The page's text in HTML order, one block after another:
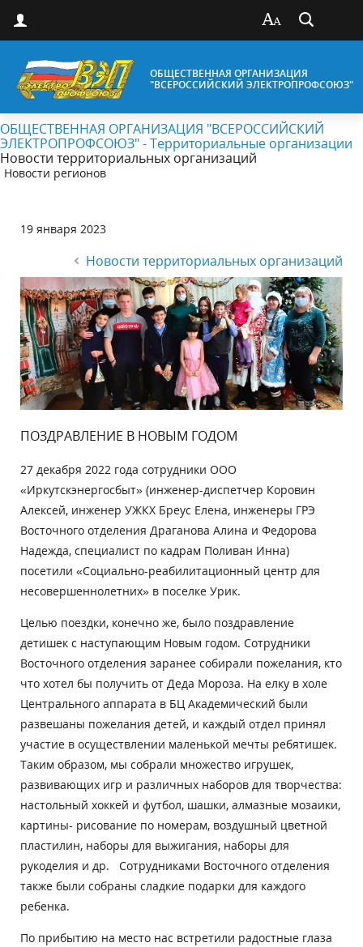
ОБЩЕСТВЕННАЯ ОРГАНИЗАЦИЯ
"ВСЕРОССИЙСКИЙ ЭЛЕКТРОПРОФСОЮЗ"
ОБЩЕСТВЕННАЯ ОРГАНИЗАЦИЯ "ВСЕРОССИЙСКИЙ
ЭЛЕКТРОПРОФСОЮЗ" - Территориальные организации
Новости территориальных организаций
Новости регионов
19 января 2023
Новости территориальных организаций
ПОЗДРАВЛЕНИЕ В НОВЫМ ГОДОМ
27 декабря 2022 года сотрудники ООО
«Иркутскэнергосбыт» (инженер-диспетчер Коровин
Алексей, инженер УЖКХ Бреус Елена, инженеры ГРЭ
Восточного отделения Драганова Алина и Федорова
Надежда, специалист по кадрам Поливан Инна)
посетили «Социально-реабилитационный центр для
несовершеннолетних» в поселке Урик.
Целью поездки, конечно же, было поздравление
детишек с наступающим Новым годом. Сотрудники
Восточного отделения заранее собирали пожелания, кто
что хотел бы получить от Деда Мороза. На елку в холе
Центрального аппарата в БЦ Академический были
развешаны пожелания детей, и каждый отдел принял
участие в осуществлении маленькой мечты ребятишек.
Таким образом, мы собрали множество игрушек,
развивающих игр и различных наборов для творчества:
настольный хоккей и футбол, шашки, алмазные мозаики,
картины- рисование по номерам, воздушный цветной
пластилин, наборы для выжигания, наборы для
рукоделия и др. Сотрудниками Восточного отделения
также были собраны сладкие подарки для каждого
ребенка.
По прибытию на место нас встретили радостные глаза